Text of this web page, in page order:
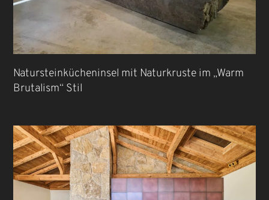
Natursteinkücheninsel mit Naturkruste im „Warm
Brutalism“ Stil